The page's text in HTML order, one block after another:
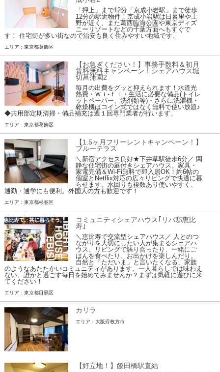
「押上」まで12分「京成小岩駅」まで徒歩
12分の駅近物件！京成小岩駅は日暮里や上
野が近く、また葛西臨海公園や東京ディズ
ニーリゾートなどの千葉方面へもすぐで
す！ 住宅街が多い街なので治安も良く住みやすい地域です。
エリア：東京都葛飾区
【お急ぎください！】事務手数料＆初月
賃料無料キャンペーン！シェアハウス堀
切菖蒲園2
毎月の出費をグッと抑えられます！水道光
熱費・Ｗｉ-ｆｉ・生活に必要な備品(トイレ
ットペーパー、洗剤類等)・さらに洗濯機・
乾燥機はコイン式ではなく無料で使い放題♪
◆共用部定期清掃・備品補充は週１回専門業者が行います。
エリア：東京都葛飾区
【1.5ヶ月フリーレントキャンペーン！】
ブルーテラス
＼新宿アクセス良好★下井草駅徒歩6分／ 閑
静な住宅街の庭付きシェアハウス。家具・
家電完備＆Wi-Fi無料で即入居OK！約6帖の
個室とNetflix対応の広々リビングで快適に暮
らせます。水回りも複数あり使いやすく、
通勤・通学にも便利。外国人の方も歓迎です！
エリア：東京都杉並区
コミュニティシェアハウス｢リバ邸恵比
寿｣
＼恵比寿で交流型シェアハウス／ 人とのつ
ながりを大切にしたい人が集まるシェアハ
ウス。リビングで語り合ったり、一緒にご
はんを食べたり、お出かけを楽しんだり。
自然と「ただいま」と言いたくなる、家族
のようなあたたかいコミュニティがあります。一人暮らしでは味わえ
ない、誰かと過ごす毎日を始めてみませんか？まずは気軽に遊びに来
てください！
エリア：東京都目黒区
カリラ
エリア：大阪府枚方市
【好立地！】飯田橋駅直結